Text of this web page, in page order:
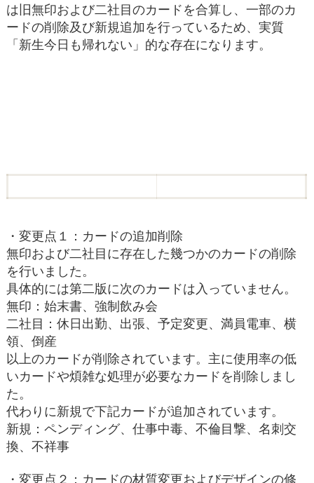
は旧無印および二社目のカードを合算し、一部のカ
ードの削除及び新規追加を行っているため、実質
「新生今日も帰れない」的な存在になります。
・変更点１：カードの追加削除
無印および二社目に存在した幾つかのカードの削除
を行いました。
具体的には第二版に次のカードは入っていません。
無印：始末書、強制飲み会
二社目：休日出勤、出張、予定変更、満員電車、横
領、倒産
以上のカードが削除されています。主に使用率の低
いカードや煩雑な処理が必要なカードを削除しまし
た。
代わりに新規で下記カードが追加されています。
新規：ペンディング、仕事中毒、不倫目撃、名刺交
換、不祥事
・変更点２：カードの材質変更およびデザインの修